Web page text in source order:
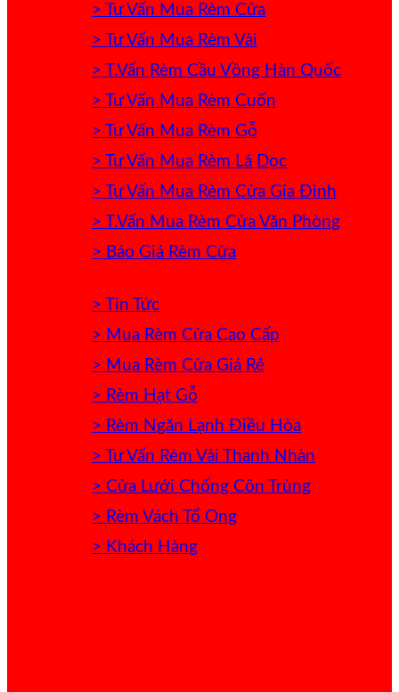
> Tư Vấn Mua Rèm Cửa
> Tư Vấn Mua Rèm Vải
> T.Vấn Rèm Cầu Vồng Hàn Quốc
> Tư Vấn Mua Rèm Cuốn
> Tư Vấn Mua Rèm Gỗ
> Tư Vấn Mua Rèm Lá Dọc
> Tư Vấn Mua Rèm Cửa Gia Đình
> T.Vấn Mua Rèm Cửa Văn Phòng
> Báo Giá Rèm Cửa
> Tin Tức
> Mua Rèm Cửa Cao Cấp
> Mua Rèm Cửa Giá Rẻ
> Rèm Hạt Gỗ
> Rèm Ngăn Lạnh Điều Hòa
> Tư Vấn Rèm Vải Thanh Nhàn
> Cửa Lưới Chống Côn Trùng
> Rèm Vách Tổ Ong
> Khách Hàng